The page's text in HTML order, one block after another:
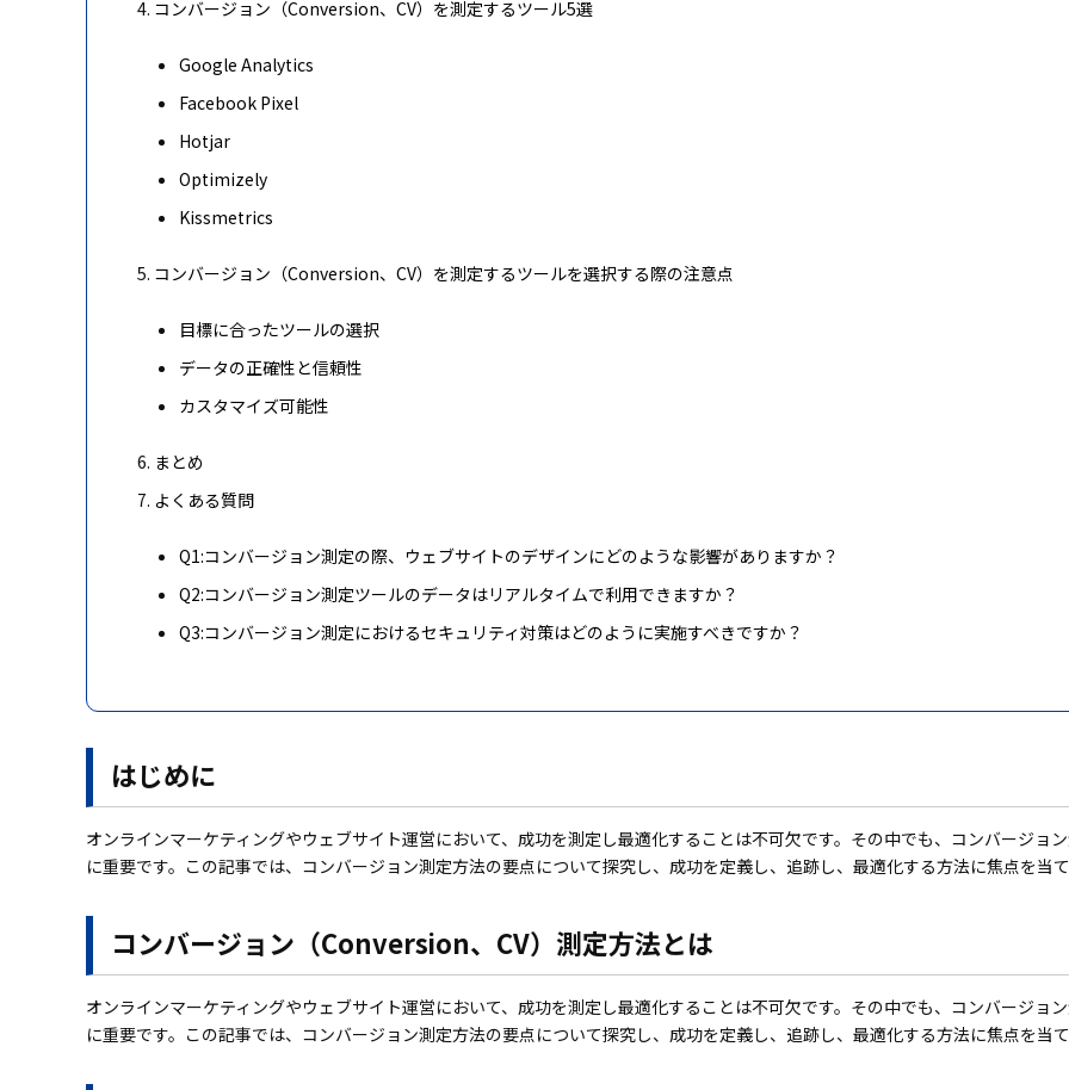
コンバージョン（Conversion、CV）を測定するツール5選
Google Analytics
Facebook Pixel
Hotjar
Optimizely
Kissmetrics
コンバージョン（Conversion、CV）を測定するツールを選択する際の注意点
目標に合ったツールの選択
データの正確性と信頼性
カスタマイズ可能性
まとめ
よくある質問
Q1:コンバージョン測定の際、ウェブサイトのデザインにどのような影響がありますか？
Q2:コンバージョン測定ツールのデータはリアルタイムで利用できますか？
Q3:コンバージョン測定におけるセキュリティ対策はどのように実施すべきですか？
はじめに
オンラインマーケティングやウェブサイト運営において、成功を測定し最適化することは不可欠です。その中でも、コンバージョ
に重要です。この記事では、コンバージョン測定方法の要点について探究し、成功を定義し、追跡し、最適化する方法に焦点を当
コンバージョン（Conversion、CV）測定方法とは
オンラインマーケティングやウェブサイト運営において、成功を測定し最適化することは不可欠です。その中でも、コンバージョ
に重要です。この記事では、コンバージョン測定方法の要点について探究し、成功を定義し、追跡し、最適化する方法に焦点を当